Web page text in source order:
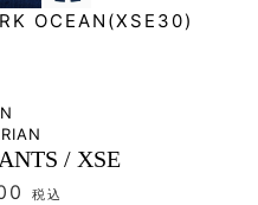
OCEAN(XSE30)
/ XSE
税込